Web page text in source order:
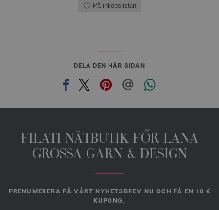
På inköpslistan
DELA DEN HÄR SIDAN
FILATI NÄTBUTIK FŐR LANA
GROSSA GARN & DESIGN
PRENUMERERA PÅ VÅRT NYHETSBREV NU OCH FÅ EN 10 €
KUPONG.